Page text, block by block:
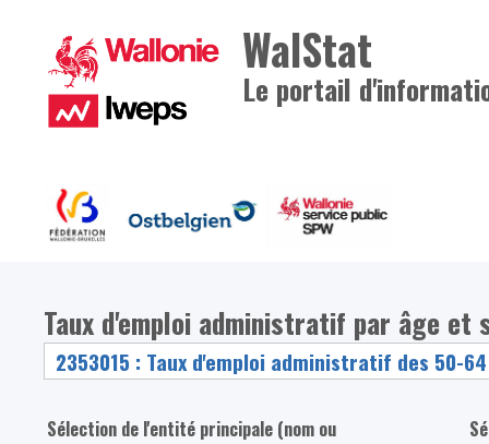
WalStat
Le portail
Taux d'emploi administratif par âge et
Sélection de l'entité principale (nom ou